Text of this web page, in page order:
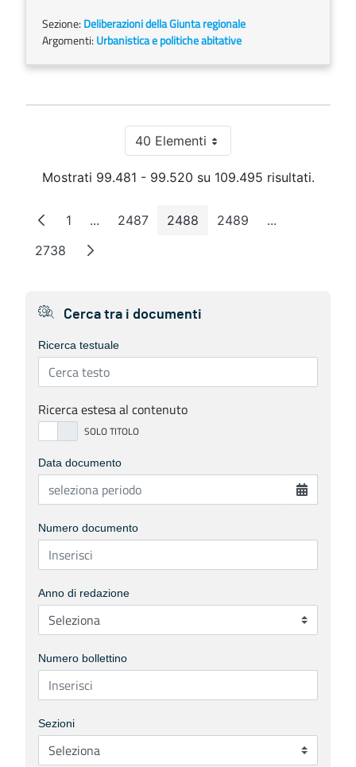
Sezione: Deliberazioni della Giunta regionale
Argomenti: Urbanistica e politiche abitative
40 ElementiPer pagina
Mostrati 99.481 - 99.520 su 109.495 risultati.
Pagina
1 ...Pagine intermedie
Pagina
2487 Pagina
2488 Pagina
2489 ...Pagine
Pagina
2738
Cerca tra i documenti
Ricerca testuale
Ricerca estesa al contenuto
Data documento
Numero documento
Anno di redazione
Numero bollettino
Sezioni